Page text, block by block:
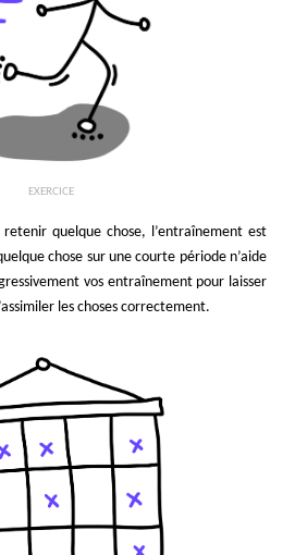
EXERCICE
retenir quelque chose, l’entraînement est
chose sur une courte période n’aide
vos entraînement pour laisser
les choses correctement.